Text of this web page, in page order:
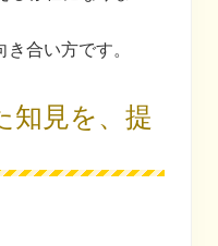
合い方です。
知見を、提